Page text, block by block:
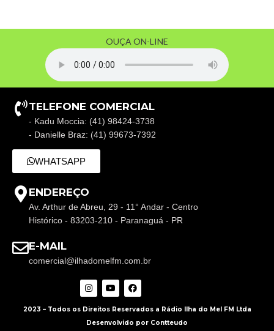
OUÇA ON-LINE
TELEFONE COMERCIAL
- Kadu Moccia: (41) 98424-3738
- Danielle Braz: (41) 99673-7392
WHATSAPP
ENDEREÇO
Av. Arthur de Abreu, 29 - 11° Andar - Centro
Histórico - 83203-210 - Paranaguá - PR
E-MAIL
comercial@ilhadomelfm.com.br
2023 – Todos os Direitos Reservados a Rádio Ilha do Mel FM Ltda
Desenvolvido por Contteudo